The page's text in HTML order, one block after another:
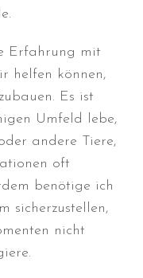
2026
2025
2025
2025
Erfahrung mit
helfen können,
Es ist
Umfeld lebe,
andere Tiere,
oft
benötige ich
sicherzustellen,
nicht